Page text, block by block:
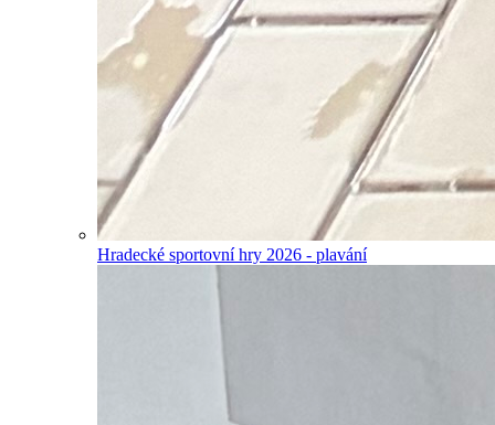
Hradecké sportovní hry 2026 - plavání